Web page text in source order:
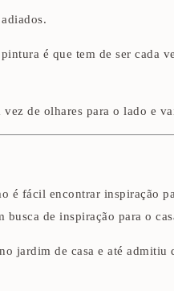
é que tem de ser cada
de olhares para o lado e
é fácil encontrar inspiração
busca de inspiração para o
jardim de casa e até